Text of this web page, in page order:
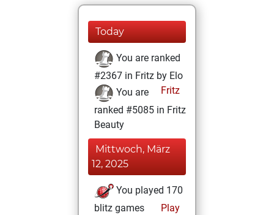
Today
You are ranked
#2367 in Fritz by Elo
Fritz
You are
ranked #5085 in Fritz
Beauty
Mittwoch, März
12, 2025
You played 170
blitz games
Play